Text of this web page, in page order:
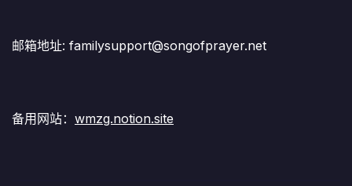
邮箱地址: familysupport@songofprayer.net
备用网站： wmzg.notion.site